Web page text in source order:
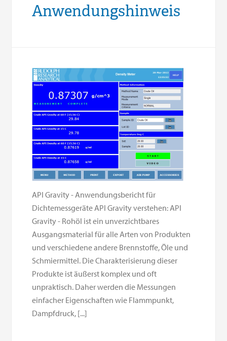
Anwendungshinweis
API Gravity - Anwendungsbericht für
Dichtemessgeräte API Gravity verstehen: API
Gravity - Rohöl ist ein unverzichtbares
Ausgangsmaterial für alle Arten von Produkten
und verschiedene andere Brennstoffe, Öle und
Schmiermittel. Die Charakterisierung dieser
Produkte ist äußerst komplex und oft
unpraktisch. Daher werden die Messungen
einfacher Eigenschaften wie Flammpunkt,
Dampfdruck, [...]